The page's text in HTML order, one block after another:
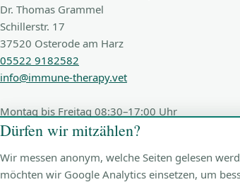
Dr. Thomas Grammel
Schillerstr. 17
37520 Osterode am Harz
05522 9182582
info@immune-therapy.vet
Montag bis Freitag 08:30–17:00 Uhr
Dürfen wir mitzählen?
Wir messen anonym, welche Seiten gelesen
möchten wir Google Analytics einsetzen, um